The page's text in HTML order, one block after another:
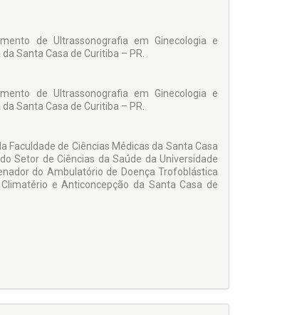
de Ultrassonografia em Gi­necologia e
Santa Casa de Curitiba – PR.
de Ultrassonografia em Gi­necologia e
Santa Casa de Curitiba – PR.
Faculdade de Ciências Médicas da Santa Casa
Setor de Ciências da Saúde da Universidade
do Ambulatório de Doença Trofoblástica
e An­ticoncepção da Santa Casa de